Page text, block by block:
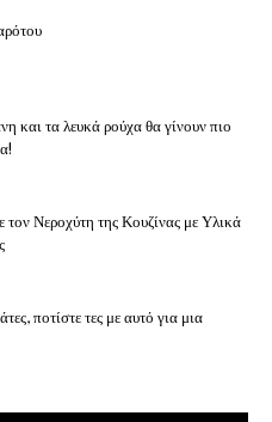
και τα λευκά ρούχα θα γίνουν πιο
Νεροχύτη της Κουζίνας με Υλικά
ποτίστε τες με αυτό για μια